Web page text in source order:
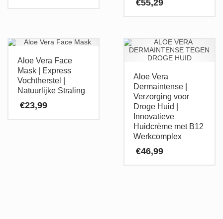
€55,29
Aloe Vera Face
Mask | Express
Vochtherstel |
Natuurlijke Straling
€23,99
Aloe Vera
Dermaintense |
Verzorging voor
Droge Huid |
Innovatieve
Huidcrème met B12
Werkcomplex
€46,99